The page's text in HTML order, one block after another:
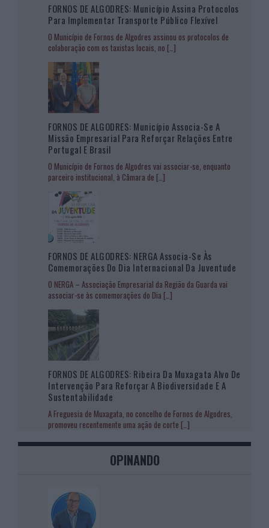
FORNOS DE ALGODRES: Município Assina Protocolos
Para Implementar Transporte Público Flexível
O Município de Fornos de Algodres assinou os protocolos de
colaboração com os taxistas locais, no […]
FORNOS DE ALGODRES: Município Associa-Se A
Missão Empresarial Para Reforçar Relações Entre
Portugal E Brasil
O Município de Fornos de Algodres vai associar-se, enquanto
parceiro institucional, à Câmara de […]
FORNOS DE ALGODRES: NERGA Associa-Se Às
Comemorações Do Dia Internacional Da Juventude
O NERGA – Associação Empresarial da Região da Guarda vai
associar-se às comemorações do Dia […]
FORNOS DE ALGODRES: Ribeira Da Muxagata Alvo De
Intervenção Para Reforçar A Biodiversidade E A
Sustentabilidade
A Freguesia de Muxagata, no concelho de Fornos de Algodres,
promoveu recentemente uma ação de corte […]
OPINANDO